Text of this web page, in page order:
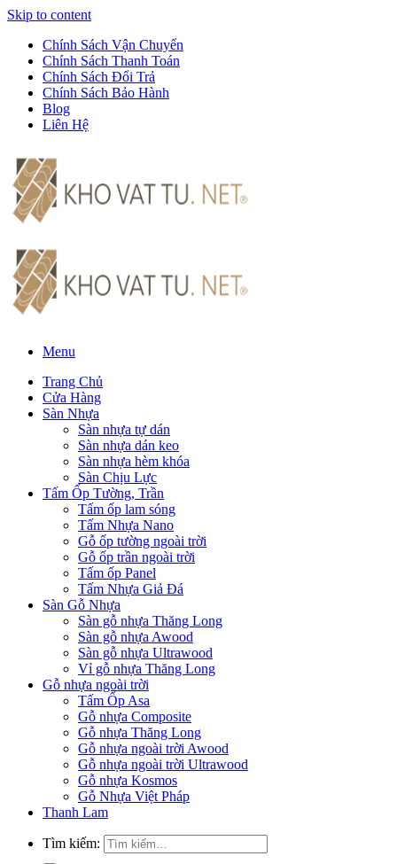
Skip to content
Chính Sách Vận Chuyển
Chính Sách Thanh Toán
Chính Sách Đổi Trả
Chính Sách Bảo Hành
Blog
Liên Hệ
Menu
Trang Chủ
Cửa Hàng
Sàn Nhựa
Sàn nhựa tự dán
Sàn nhựa dán keo
Sàn nhựa hèm khóa
Sàn Chịu Lực
Tấm Ốp Tường, Trần
Tấm ốp lam sóng
Tấm Nhựa Nano
Gỗ ốp tường ngoài trời
Gỗ ốp trần ngoài trời
Tấm ốp Panel
Tấm Nhựa Giả Đá
Sàn Gỗ Nhựa
Sàn gỗ nhựa Thăng Long
Sàn gỗ nhựa Awood
Sàn gỗ nhựa Ultrawood
Vỉ gỗ nhựa Thăng Long
Gỗ nhựa ngoài trời
Tấm Ốp Asa
Gỗ nhựa Composite
Gỗ nhựa Thăng Long
Gỗ nhựa ngoài trời Awood
Gỗ nhựa ngoài trời Ultrawood
Gỗ nhựa Kosmos
Gỗ Nhựa Việt Pháp
Thanh Lam
Tìm kiếm: